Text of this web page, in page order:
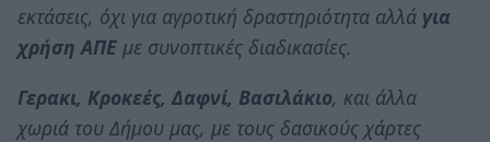
εκτάσεις, όχι για αγροτική δραστηριότητα αλλά για
χρήση ΑΠΕ με συνοπτικές διαδικασίες.
Γερακι, Κροκεές, Δαφνί, Βασιλάκιο, και άλλα
χωριά του Δήμου μας, με τους δασικούς χάρτες